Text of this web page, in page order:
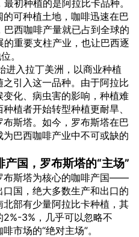
初种植的是阿拉比卡品种。
可种植土地，咖啡迅速在巴
西咖啡产量就已占到全球的
重要支柱产业，也让巴西逐
。
进入拉丁美洲，以商业种植
引入这一品种。由于阿拉比
化、病虫害的影响，种植难
植者开始转型种植更耐旱、
斯塔。如今，罗布斯塔在巴
巴西咖啡产业中不可或缺的
国，罗布斯塔的“主场”
布斯塔为核心的咖啡产国——
国，绝大多数生产和出口的
部有少量阿拉比卡种植，其
3%，几乎可以忽略不
市场的“绝对主场”。